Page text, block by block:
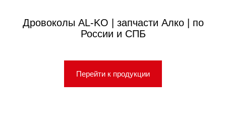
Дровоколы AL-KO | запчасти Алко | по
России и СПБ
Перейти к продукции